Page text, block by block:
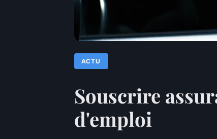
ACTU
Souscrire
d'emploi